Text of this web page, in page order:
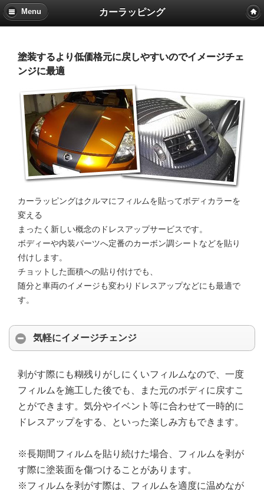
Menu カーラッピング
塗装するより低価格元に戻しやすいのでイメージチェ
ンジに最適
カーラッピングはクルマにフィルムを貼ってボディカラーを
変える
まったく新しい概念のドレスアップサービスです。
ボディーや内装パーツへ定番のカーボン調シートなどを貼り
付けします。
チョットした面積への貼り付けでも、
随分と車両のイメージも変わりドレスアップなどにも最適で
す。
気軽にイメージチェンジ
剥がす際にも糊残りがしにくいフィルムなので、一度
フィルムを施工した後でも、また元のボディに戻すこ
とができます。気分やイベント等に合わせて一時的に
ドレスアップをする、といった楽しみ方もできます。
※長期間フィルムを貼り続けた場合、フィルムを剥が
す際に塗装面を傷つけることがあります。
※フィルムを剥がす際は、フィルムを適度に温めなが